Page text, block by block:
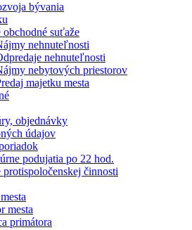
bývania
obchodné suťaže
nehnuteľnosti
nehnuteľnosti
nebytových priestorov
majetku mesta
objednávky
údajov
podujatia po 22 hod.
protispoločenskej činnosti
mesta
primátora